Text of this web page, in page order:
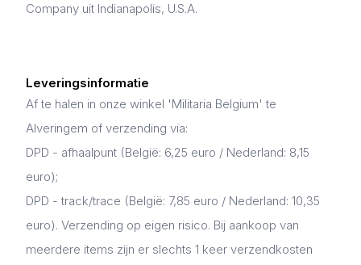
Company uit Indianapolis, U.S.A.
Leveringsinformatie
Af te halen in onze winkel 'Militaria Belgium' te
Alveringem of verzending via:
DPD - afhaalpunt (België: 6,25 euro / Nederland: 8,15
euro);
DPD - track/trace (België: 7,85 euro / Nederland: 10,35
euro). Verzending op eigen risico. Bij aankoop van
meerdere items zijn er slechts 1 keer verzendkosten